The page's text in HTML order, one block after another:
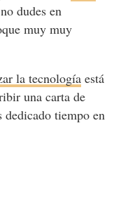
dudes en
muy muy
la tecnologíaestá
una carta de
dedicado tiempo en